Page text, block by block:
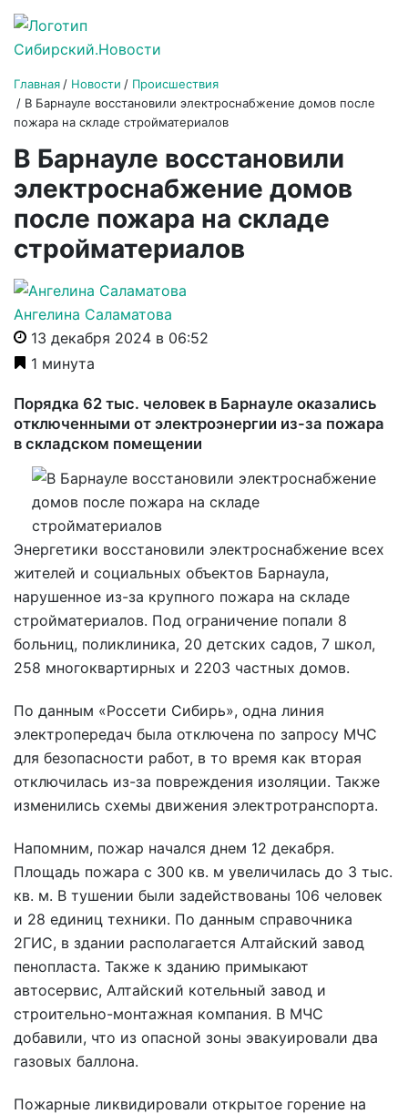
Главная Новости
Происшествия
В Барнауле восстановили электроснабжение домов после
пожара на складе стройматериалов
В Барнауле восстановили
электроснабжение домов
после пожара на складе
стройматериалов
Ангелина Саламатова
13 декабря 2024 в 06:52
1 минута
Порядка 62 тыс. человек в Барнауле оказались
отключенными от электроэнергии из-за пожара
в складском помещении
Энергетики восстановили электроснабжение всех
жителей и социальных объектов Барнаула,
нарушенное из-за крупного пожара на складе
стройматериалов. Под ограничение попали 8
больниц, поликлиника, 20 детских садов, 7 школ,
258 многоквартирных и 2203 частных домов.
По данным «Россети Сибирь», одна линия
электропередач была отключена по запросу МЧС
для безопасности работ, в то время как вторая
отключилась из-за повреждения изоляции. Также
изменились схемы движения электротранспорта.
Напомним, пожар начался днем 12 декабря.
Площадь пожара с 300 кв. м увеличилась до 3 тыс.
кв. м. В тушении были задействованы 106 человек
и 28 единиц техники. По данным справочника
2ГИС, в здании располагается Алтайский завод
пенопласта. Также к зданию примыкают
автосервис, Алтайский котельный завод и
строительно-монтажная компания. В МЧС
добавили, что из опасной зоны эвакуировали два
газовых баллона.
Пожарные ликвидировали открытое горение на